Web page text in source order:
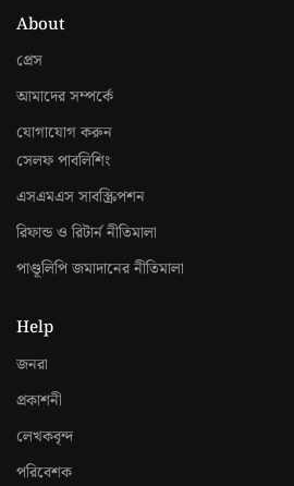
About
প্রেস
আমাদের সম্পর্কে
যোগাযোগ করুন
সেলফ পাবলিশিং
এসএমএস সাবস্ক্রিপশন
রিফান্ড ও রিটার্ন নীতিমালা
পাণ্ডূলিপি জমাদানের নীতিমালা
Help
জনরা
প্রকাশনী
লেখকবৃন্দ
পরিবেশক